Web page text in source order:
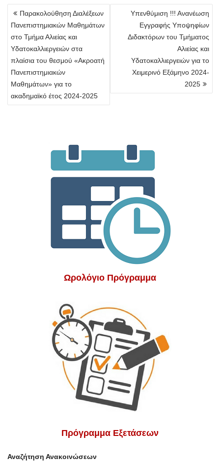
Πλοήγηση
άρθρων
Παρακολούθηση Διαλέξεων
Πανεπιστημιακών Μαθημάτων
στο Τμήμα Αλιείας και
Υδατοκαλλιεργειών στα
πλαίσια του θεσμού «Ακροατή
Πανεπιστημιακών
Μαθημάτων» για το
ακαδημαϊκό έτος 2024-2025
Υπενθύμιση !!! Ανανέωση
Εγγραφής Υποψηφίων
Διδακτόρων του Τμήματος
Αλιείας και
Υδατοκαλλιεργειών για το
Χειμερινό Εξάμηνο 2024-
2025
Ωρολόγιο Πρόγραμμα
Πρόγραμμα Εξετάσεων
Αναζήτηση Ανακοινώσεων